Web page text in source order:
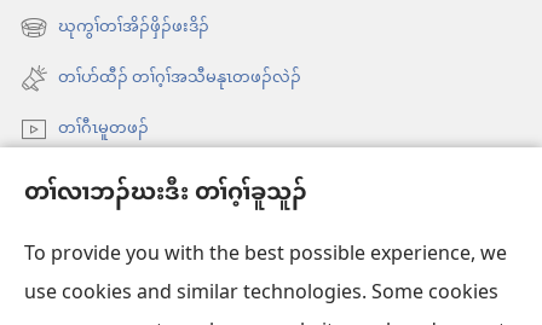
တၢ်လၢဘၣ်ဃးဒီး တၢ်ဂ့ၢ်ခူသူၣ်
To provide you with the best possible experience, we
use cookies and similar technologies. Some cookies
ဘၣ်
ဃး​
ထီၣ်
အ
သီ
တ
ဘ့ၣ်
ဃုကွၢ်တၢ်အိၣ်ဖှိၣ်ဖးဒိၣ်
အိး
ထီၣ်
အ
တ
တၢ်ပာ်ထီၣ် တၢ်ဂ့ၢ်အသီမနုၤတဖၣ်လဲၣ်
တၢ်ဂီၤမူတဖၣ်
Videos with Audio Descriptions
တၢ်မၤဘူၣ်တဖၣ်